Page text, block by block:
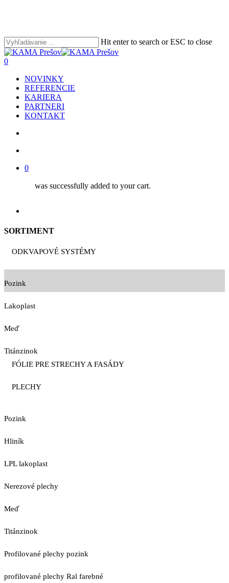
content
Hit enter to search or ESC to close
Close
Search
search
account
0
NOVINKY
REFERENCIE
KARIERA
PARTNERI
KONTAKT
0
was successfully added to your cart.
SORTIMENT
ODKVAPOVÉ SYSTÉMY
Pozink
Lakoplast
Meď
Titánzinok
FÓLIE PRE STRECHY A FASÁDY
PLECHY
Pozink
Hliník
LPL lakoplast
Nerezové plechy
Meď
Titánzinok
Profilované plechy pozink
profilované plechy Ral farebné